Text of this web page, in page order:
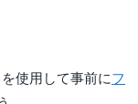
使用して事前にフ